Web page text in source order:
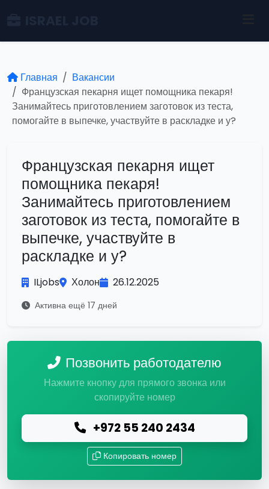
Главная
Вакансии
Французская пекарня ищет помощника пекаря!
Занимайтесь приготовлением заготовок из теста,
помогайте в выпечке, участвуйте в раскладке и у?
Французская пекарня ищет
помощника пекаря!
Занимайтесь приготовлением
заготовок из теста, помогайте в
выпечке, участвуйте в
раскладке и у?
ILjobs Холон 26.12.2025
Активна ещё 17 дней
Позвонить работодателю
Нажмите кнопку для прямого звонка или
скопируйте номер
+972 55 240 2434
Копировать номер